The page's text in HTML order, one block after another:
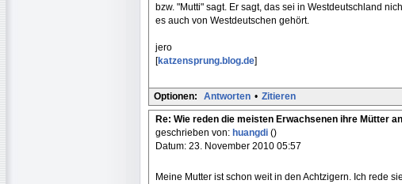
bzw. "Mutti" sagt. Er sagt, das sei in Westdeutschland
es auch von Westdeutschen gehört.
jero
[katzensprung.blog.de]
Optionen: Antworten • Zitieren
Re: Wie reden die meisten Erwachsenen ihre Mütter
geschrieben von: huangdi ()
Datum: 23. November 2010 05:57
Meine Mutter ist schon weit in den Achtzigern. Ich rede